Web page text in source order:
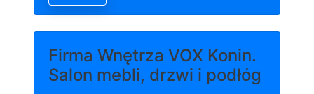
Firma Wnętrza VOX Konin.
Salon mebli, drzwi i podłóg